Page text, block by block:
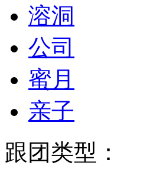
溶洞
公司
蜜月
亲子
跟团类型：